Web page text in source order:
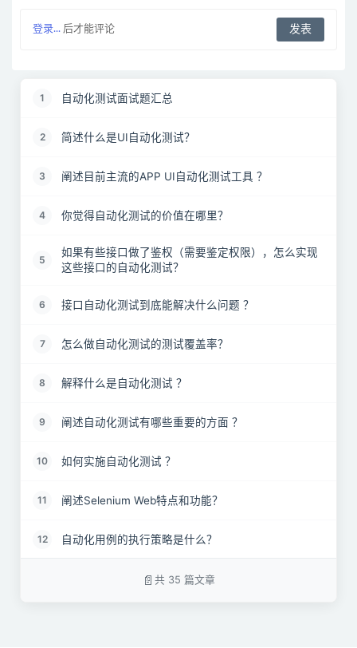
登录... 后才能评论
1 自动化测试面试题汇总
2 简述什么是UI自动化测试？
3 阐述目前主流的APP UI自动化测试工具 ？
4 你觉得自动化测试的价值在哪里？
5
如果有些接口做了鉴权（需要鉴定权限），怎么实现
这些接口的自动化测试？
6 接口自动化测试到底能解决什么问题 ？
7 怎么做自动化测试的测试覆盖率？
8 解释什么是自动化测试 ？
9 阐述自动化测试有哪些重要的方面 ？
10 如何实施自动化测试 ？
11 阐述Selenium Web特点和功能？
12 自动化用例的执行策略是什么？
Web自动化时，定位元素的方式有哪些？
共 35 篇文章